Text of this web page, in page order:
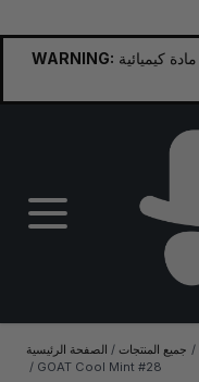
WARNING:
الصفحة الرئيسية / جميع المنتجات /
/ GOAT Cool Mint #28